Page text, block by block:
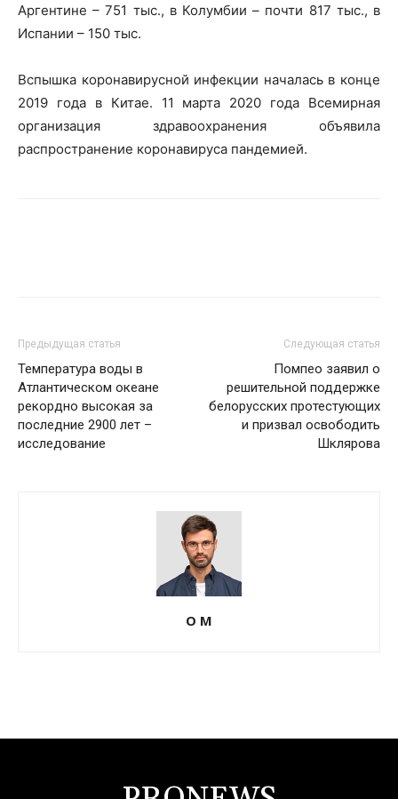
Аргентине – 751 тыс., в Колумбии – почти 817 тыс., в
Испании – 150 тыс.
Вспышка коронавирусной инфекции началась в конце
2019 года в Китае. 11 марта 2020 года Всемирная
организация здравоохранения объявила
распространение коронавируса пандемией.
Предыдущая статья
Температура воды в
Атлантическом океане
рекордно высокая за
последние 2900 лет –
исследование
Следующая статья
Помпео заявил о
решительной поддержке
белорусских протестующих
и призвал освободить
Шклярова
О М